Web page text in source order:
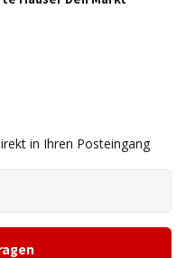
in Ihren Posteingang